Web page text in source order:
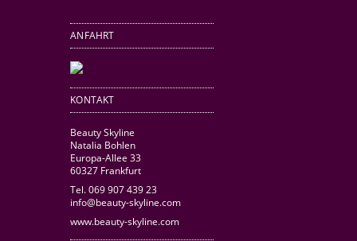
ANFAHRT
KONTAKT
Beauty Skyline
Natalia Bohlen
Europa-Allee 33
60327 Frankfurt
Tel. 069 907 439 23
info@beauty-skyline.com
www.beauty-skyline.com